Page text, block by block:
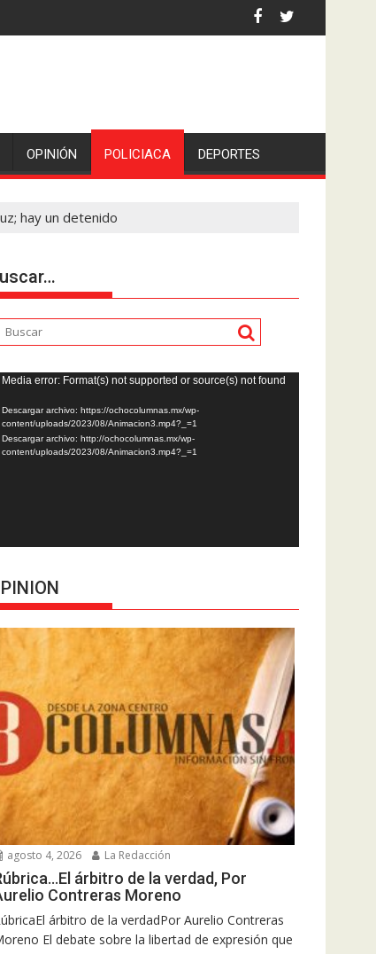
Avisack Douglas.
OPINIÓN POLICIACA DEPORTES
hay un detenido
Media error: Format(s) not supported or source(s) not found
Descargar archivo: https://ochocolumnas.mx/wp-
content/uploads/2023/08/Animacion3.mp4?_=1
Descargar archivo: http://ochocolumnas.mx/wp-
content/uploads/2023/08/Animacion3.mp4?_=1
agosto 4, 2026 La Redacción
árbitro de la verdad, Por
Contreras Moreno
árbitro de la verdadPor Aurelio Contreras
El debate sobre la libertad de expresión que